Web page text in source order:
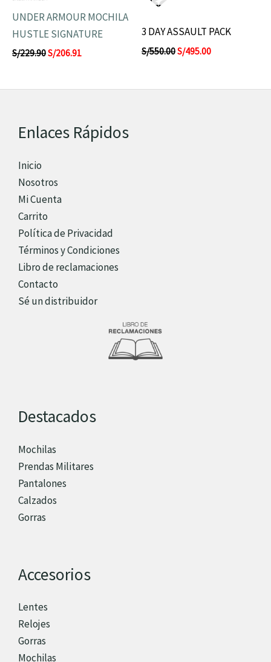
UNDER ARMOUR MOCHILA
HUSTLE SIGNATURE
S/229.90S/206.91
3 DAY ASSAULT PACK
S/550.00S/495.00
Enlaces Rápidos
Inicio
Nosotros
Mi Cuenta
Carrito
Política de Privacidad
Términos y Condiciones
Libro de reclamaciones
Contacto
Sé un distribuidor
Destacados
Mochilas
Prendas Militares
Pantalones
Calzados
Gorras
Accesorios
Lentes
Relojes
Gorras
Mochilas